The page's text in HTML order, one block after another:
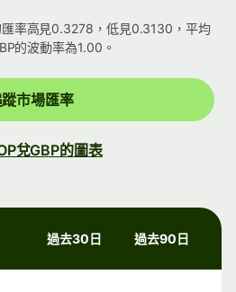
率高見0.3278，低見0.3130，平均
的波動率為1.00。
市場匯率
兌GBP的圖表
過去30日 過去90日